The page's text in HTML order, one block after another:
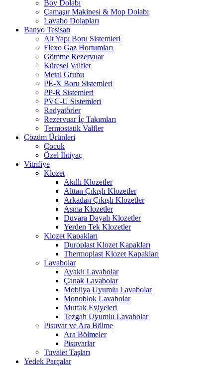
Boy Dolabı
Çamaşır Makinesi & Mop Dolabı
Lavabo Dolapları
Banyo Tesisatı
Alt Yapı Boru Sistemleri
Flexo Gaz Hortumları
Gömme Rezervuar
Küresel Valfler
Metal Grubu
PE-X Boru Sistemleri
PP-R Sistemleri
PVC-U Sistemleri
Radyatörler
Rezervuar İç Takımları
Termostatik Valfler
Çözüm Ürünleri
Çocuk
Özel İhtiyaç
Vitrifiye
Klozet
Akıllı Klozetler
Alttan Çıkışlı Klozetler
Arkadan Çıkışlı Klozetler
Asma Klozetler
Duvara Dayalı Klozetler
Yerden Tek Klozetler
Klozet Kapakları
Duroplast Klozet Kapakları
Thermoplast Klozet Kapakları
Lavabolar
Ayaklı Lavabolar
Çanak Lavabolar
Mobilya Uyumlu Lavabolar
Monoblok Lavabolar
Mutfak Eviyeleri
Tezgah Uyumlu Lavabolar
Pisuvar ve Ara Bölme
Ara Bölmeler
Pisuvarlar
Tuvalet Taşları
Yedek Parçalar